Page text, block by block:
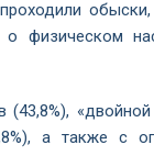
о физическом
а также с